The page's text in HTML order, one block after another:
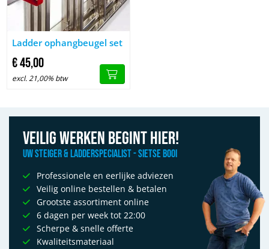
Afbeelding Ladder ophangbeugel set
Ladder ophangbeugel set
€45,00
excl. 21,00% btw
Veilig werken begint hier!
Uw Steiger & Ladderspecialist - Sietse Booi
Professionele en eerlijke adviezen
Veilig online bestellen & betalen
Grootste assortiment online
6 dagen per week tot 22:00
Scherpe & snelle offerte
Kwaliteitsmateriaal